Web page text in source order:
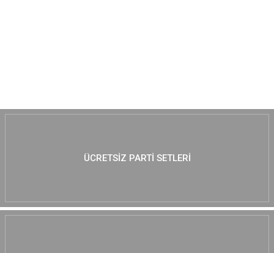
ÜCRETSIZ PARTI SETLERI